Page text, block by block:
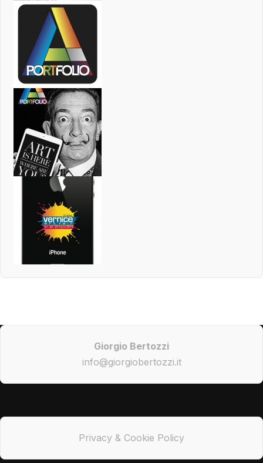
Giorgio Bertozzi
info@giorgiobertozzi.it
Privacy & Cookie Policy